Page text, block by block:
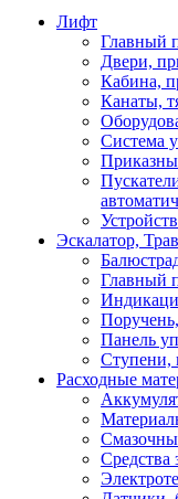
Лифт
Главный
Двери,
Кабина,
Канаты,
Система
Эскалатор,
Главный
Панель
Ступени,
Расходные
Средства